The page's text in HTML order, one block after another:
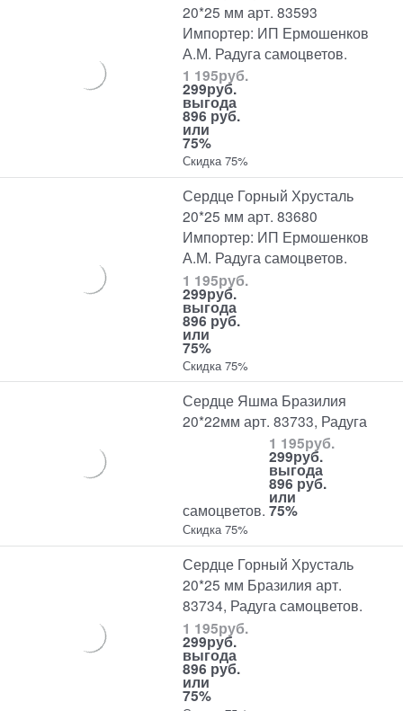
20*25 мм арт. 83593
Импортер: ИП Ермошенков
А.М. Радуга самоцветов.
1 195руб.
299руб.
выгода
896 руб.
или
75%
Скидка 75%
Сердце Горный Хрусталь
20*25 мм арт. 83680
Импортер: ИП Ермошенков
А.М. Радуга самоцветов.
1 195руб.
299руб.
выгода
896 руб.
или
75%
Скидка 75%
Сердце Яшма Бразилия
20*22мм арт. 83733, Радуга
самоцветов.
1 195руб.
299руб.
выгода
896 руб.
или
75%
Скидка 75%
Сердце Горный Хрусталь
20*25 мм Бразилия арт.
83734, Радуга самоцветов.
1 195руб.
299руб.
выгода
896 руб.
или
75%